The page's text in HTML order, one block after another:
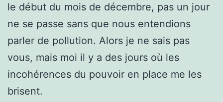
le début du mois de décembre, pas un jour
ne se passe sans que nous entendions
parler de pollution. Alors je ne sais pas
vous, mais moi il y a des jours où les
incohérences du pouvoir en place me les
brisent.